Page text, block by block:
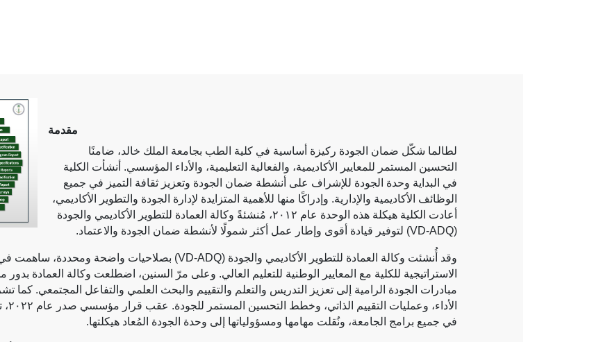
مقدمة
لطالما شكّل ضمان الجودة ركيزة أساسية في كلية الطب بجامعة الملك خالد، ضامنًا
التحسين المستمر للمعايير الأكاديمية، والفعالية التعليمية، والأداء المؤسسي. أنشأت الكلية
في البداية وحدة الجودة للإشراف على أنشطة ضمان الجودة وتعزيز ثقافة التميز في جميع
الوظائف الأكاديمية والإدارية. وإدراكًا منها للأهمية المتزايدة لإدارة الجودة والتطوير الأكاديمي،
أعادت الكلية هيكلة هذه الوحدة عام ٢٠١٢، مُنشئةً وكالة العمادة للتطوير الأكاديمي والجودة
(
VD-ADQ) لتوفير قيادة أقوى وإطار عمل أكثر شمولًا لأنشطة ضمان الجودة والاعتماد.
وقد أُنشئت وكالة العمادة للتطوير الأكاديمي والجودة (VD-ADQ) بصلاحيات واضحة ومحددة، ساهمت في
الاستراتيجية للكلية مع المعايير الوطنية للتعليم العالي. وعلى مرّ السنين، اضطلعت وكالة العمادة
مبادرات الجودة الرامية إلى تعزيز التدريس والتعلم والتقييم والبحث العلمي والتفاعل المجتمعي.
في جميع برامج الجامعة، ونُقلت مهامها ومسؤولياتها إلى وحدة الجودة المُعاد هيكلتها.